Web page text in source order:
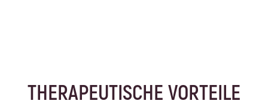
THERAPEUTISCHE VORTEILE